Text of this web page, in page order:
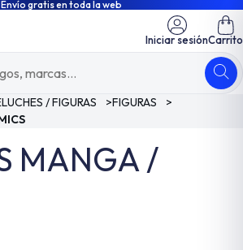
Envío gratis en toda la web
Iniciar sesiónCarrito
/ FIGURAS >FIGURAS
>
MANGA /